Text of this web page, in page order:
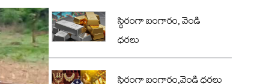
స్థిరంగా బంగారం, వెండి
ధరలు